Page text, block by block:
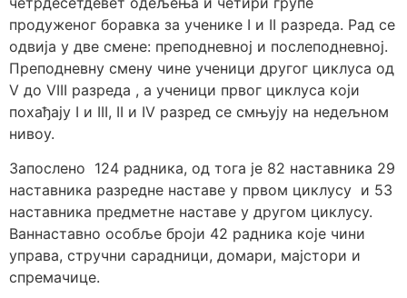
продуженог боравка за ученике I и II разреда. Рад се
одвија у две смене: преподневној и послеподневноj.
Преподневну смену чине ученици другог циклуса од
V до VIII разреда , а ученици првог циклуса који
похађају I и III, II и IV разред се смњују на недељном
нивоу.
Зaпoслeнo 124 рaдникa, oд тoгa је 82 нaстaвникa 29
наставника разредне наставе у првом циклусу и 53
наставника предметне наставе у другом циклусу.
Ваннаставно особље броји 42 радника које чини
управа, стручни сарадници, домари, мајстори и
спремачице.